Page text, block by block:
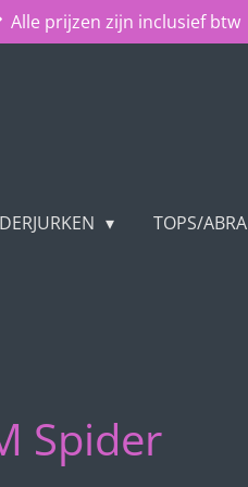
Alle prijzen zijn inclusief btw
TOPS/ABRA
Spider